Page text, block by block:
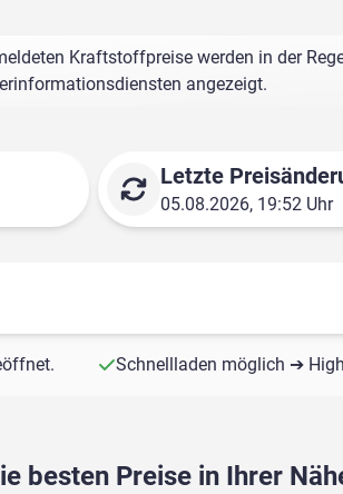
Kraftstoffpreise werden in der
angezeigt.
Letzte
05.08.2026, 19:52 Uhr
Schnellladen möglich ➔
besten Preise in Ihrer